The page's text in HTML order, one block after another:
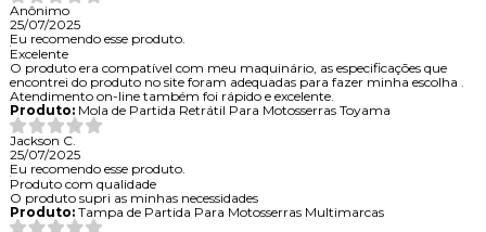
Anônimo
25/07/2025
Eu recomendo esse produto.
Excelente
O produto era compatível com meu maquinário, as especificações que
encontrei do produto no site foram adequadas para fazer minha escolha .
Atendimento on-line também foi rápido e excelente.
Produto:Mola de Partida Retrátil Para Motosserras Toyama
Jackson C.
25/07/2025
Eu recomendo esse produto.
Produto com qualidade
O produto supri as minhas necessidades
Produto:Tampa de Partida Para Motosserras Multimarcas